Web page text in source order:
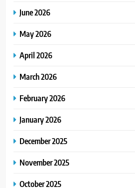
June 2026
May 2026
April 2026
March 2026
February 2026
January 2026
December 2025
November 2025
October 2025